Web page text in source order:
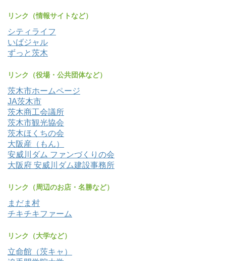
リンク（情報サイトなど）
シティライフ
いばジャル
ずっと茨木
リンク（役場・公共団体など）
茨木市ホームページ
JA茨木市
茨木商工会議所
茨木市観光協会
茨木ほくちの会
大阪産（もん）
安威川ダム ファンづくりの会
大阪府 安威川ダム建設事務所
リンク（周辺のお店・名勝など）
まだま村
チキチキファーム
リンク（大学など）
立命館（茨キャ）